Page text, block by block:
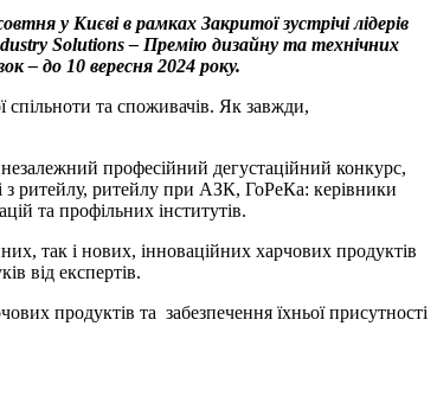
у Києві в рамках Закритої зустрічі лідерів
Solutions – Премію дизайну та технічних
– до 10 вересня 2024 року.
спільноти та споживачів. Як завжди,
професійний дегустаційний конкурс,
з ритейлу, ритейлу при АЗК, ГоРеКа: керівники
та профільних інститутів.
так і нових, інноваційних харчових продуктів
від експертів.
продуктів та забезпечення їхньої присутності